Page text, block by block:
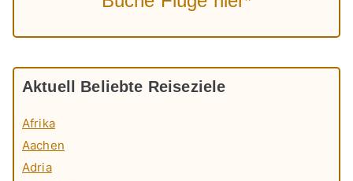
Aktuell Beliebte Reiseziele
Afrika
Aachen
Adria